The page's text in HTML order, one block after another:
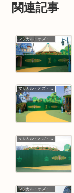
関連記事
マジカル・オズ・ゴーラウンド情報
マジカル・オズ・ゴーラウンド情報
マジカル・オズ・ゴーラウンド情報